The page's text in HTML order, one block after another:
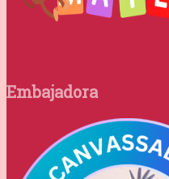
Embajadora